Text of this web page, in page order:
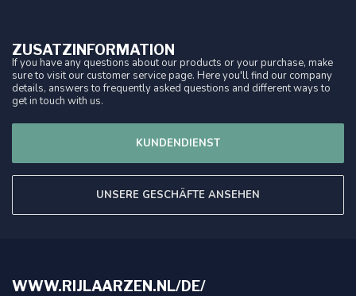
ZUSATZINFORMATION
If you have any questions about our products or your purchase, make
sure to visit our customer service page. Here you'll find our company
details, answers to frequently asked questions and different ways to
get in touch with us.
KUNDENDIENST
UNSERE GESCHÄFTE ANSEHEN
WWW.RIJLAARZEN.NL/DE/